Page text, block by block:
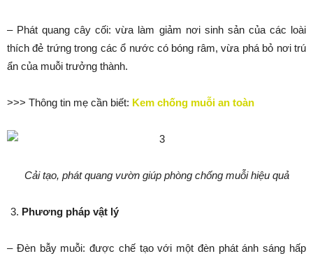
– Phát quang cây cối: vừa làm giảm nơi sinh sản của các loài
thích đẻ trứng trong các ổ nước có bóng râm, vừa phá bỏ nơi trú
ẩn của muỗi trưởng thành.
>>> Thông tin mẹ cần biết: Kem chống muỗi an toàn
Cải tạo, phát quang vườn giúp phòng chống muỗi hiệu quả
Phương pháp vật lý
– Đèn bẫy muỗi: được chế tạo với một đèn phát ánh sáng hấp